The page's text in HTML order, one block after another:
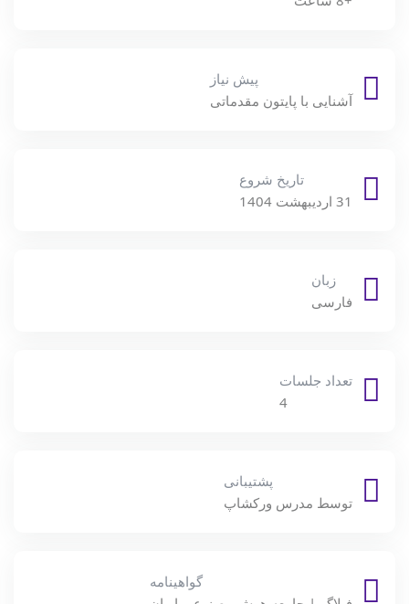
پیش نیاز
آشنایی با پایتون مقدماتی
تاریخ شروع
31 اردیبهشت 1404
زبان
فارسی
تعداد جلسات
4
پشتیبانی
توسط مدرس ورکشاپ
گواهینامه